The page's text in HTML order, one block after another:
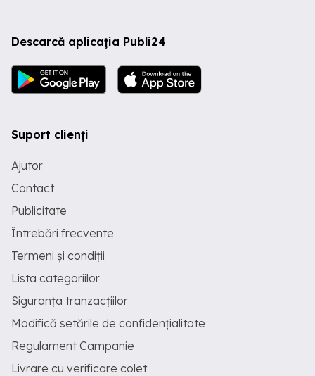
Descarcă aplicația Publi24
Suport clienți
Ajutor
Contact
Publicitate
Întrebări frecvente
Termeni și condiții
Lista categoriilor
Siguranța tranzacțiilor
Modifică setările de confidențialitate
Regulament Campanie
Livrare cu verificare colet